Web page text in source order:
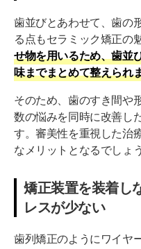
歯並びとあわせて、歯の
る点もセラミック矯正の
せ物を用いるため、歯並
味までまとめて整えられ
そのため、歯のすき間や
数の悩みを同時に改善し
す。審美性を重視した治
なメリットとなるでしょう
矯正装置を装着し
レスが少ない
歯列矯正のようにワイヤ